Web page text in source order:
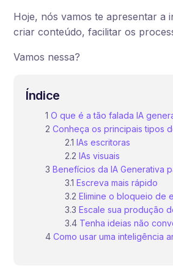
Hoje, nós vamos te apresentar a
criar conteúdo, facilitar os
Vamos nessa?
Índice
O que é a tão falada IA
Conheça os principais tipos
IAs escritoras
IAs visuais
Benefícios da IA Generativa
Escreva mais rápido
Elimine o bloqueio de
Escale sua produção
Tenha ideias não
Como usar uma inteligência